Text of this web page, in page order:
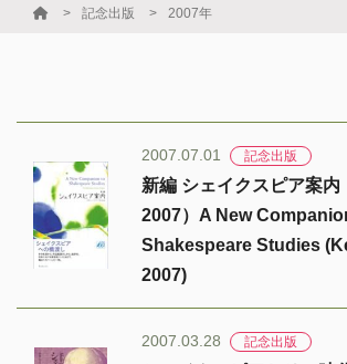
記念出版 2007年
2007.07.01 記念出版
新編 シェイクスピア案内
2007）A New
Shakespeare Studies
2007)
2007.03.28 記念出版